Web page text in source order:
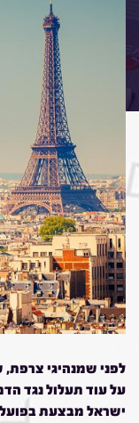
לפני שמנהיגי צרפת,
על עוד תעלול נגד
ישראל מבצעת